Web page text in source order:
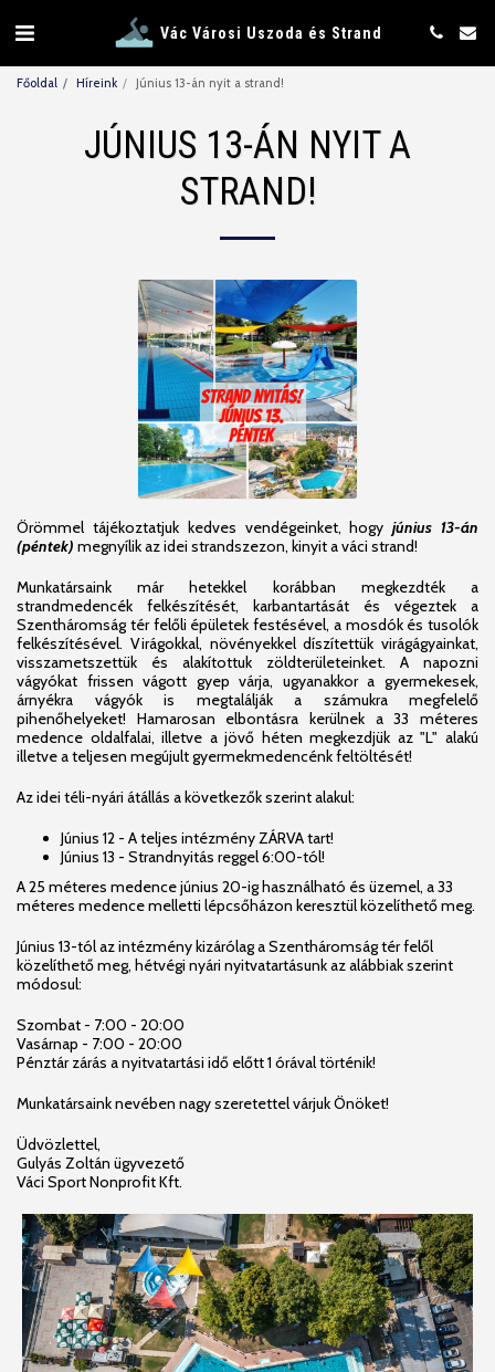
Vác Városi Uszoda és Strand
Főoldal Híreink Június 13-án nyit a strand!
JÚNIUS 13-ÁN NYIT A
STRAND!
Örömmel tájékoztatjuk kedves vendégeinket, hogyjúnius 13-án
(péntek) megnyílik az idei strandszezon, kinyit a váci strand!
Munkatársaink már hetekkel korábban megkezdték a
strandmedencék felkészítését, karbantartását és végeztek a
Szentháromság tér felőli épületek festésével, a mosdók és tusolók
felkészítésével. Virágokkal, növényekkel díszítettük virágágyainkat,
visszametszettük és alakítottuk zöldterületeinket. A napozni
vágyókat frissen vágott gyep várja, ugyanakkor a gyermekesek,
árnyékra vágyók is megtalálják a számukra megfelelő
pihenőhelyeket! Hamarosan elbontásra kerülnek a 33 méteres
medence oldalfalai, illetve a jövő héten megkezdjük az "L" alakú
illetve a teljesen megújult gyermekmedencénk feltöltését!
Az idei téli-nyári átállás a következők szerint alakul:
Június 12 - A teljes intézmény ZÁRVA tart!
Június 13 - Strandnyitás reggel 6:00-tól!
A 25 méteres medence június 20-ig használható és üzemel, a 33
méteres medence melletti lépcsőházon keresztül közelíthető meg.
Június 13-tól az intézmény kizárólag a Szentháromság tér felől
közelíthető meg, hétvégi nyári nyitvatartásunk az alábbiak szerint
módosul:
Szombat - 7:00 - 20:00
Vasárnap - 7:00 - 20:00
Pénztár zárás a nyitvatartási idő előtt 1 órával történik!
Munkatársaink nevében nagy szeretettel várjuk Önöket!
Üdvözlettel,
Gulyás Zoltán ügyvezető
Váci Sport Nonprofit Kft.